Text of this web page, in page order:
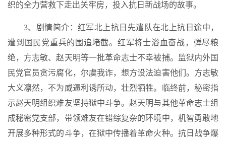
织的全力营救下走出关牢房，投入抗日新战场的故事。
3、剧情简介：红军北上抗日先遣队在北上抗日途中，
遭到国民党重兵的围追堵截。红军将士浴血奋战，弹尽粮
绝，方志敏、赵天明等一批革命志士不幸被捕。监狱内外国
民党官员贪污腐化，尔虞我诈，想方设法迫害他们。方志敏
大义凛然，不为威逼利诱所动，壮烈牺牲。临终前，秘密指
示赵天明组织难友坚持狱中斗争。赵天明与其他革命志士组
成秘密党支部，带领难友在错综复杂的环境中，机智勇敢地
开展多种形式的斗争，在狱中传播着革命火种。抗日战争爆